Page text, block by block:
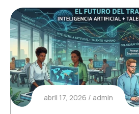
abril 17, 2026 admin